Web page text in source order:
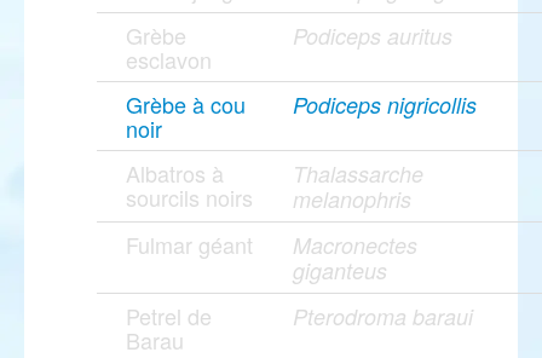
Grèbe
esclavon
Podiceps auritus
Grèbe à cou
noir
Podiceps nigricollis
Albatros à
sourcils noirs
Thalassarche
melanophris
Fulmar géant
Macronectes
giganteus
Petrel de
Barau
Pterodroma baraui